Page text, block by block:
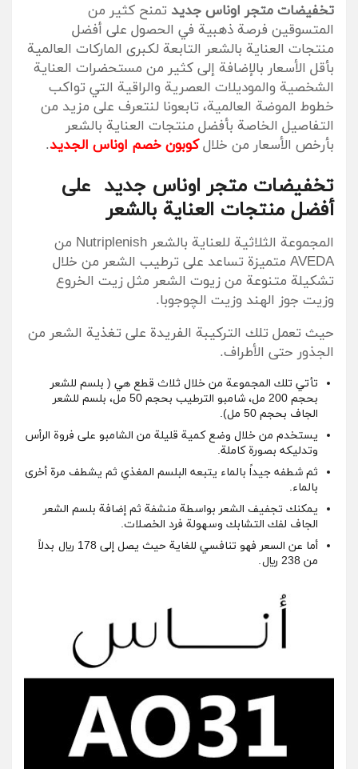
تخفيضات متجر اوناس جديد تمنح كثير من
المتسوقين فرصة ذهبية في الحصول على أفضل
منتجات العناية بالشعر التابعة لكبرى الماركات العالمية
بأقل الأسعار بالإضافة إلى كثير من مستحضرات العناية
الشخصية والموديلات العصرية والراقية التي تواكب
خطوط الموضة العالمية، تابعونا لنتعرف على مزيد من
التفاصيل الخاصة بأفضل منتجات العناية بالشعر
بأرخص الأسعار من خلالكوبون خصم اوناس الجديد.
تخفيضات متجر اوناس جديد على
أفضل منتجات العناية بالشعر
المجموعة الثلاثية للعناية بالشعر Nutriplenish من
AVEDA متميزة تساعد على ترطيب الشعر من خلال
تشكيلة متنوعة من زيوت الشعر مثل زيت الخروع
وزيت جوز الهند وزيت الچوجوبا.
حيث تعمل تلك التركيبة الفريدة على تغذية الشعر من
الجذور حتى الأطراف.
تأتي تلك المجموعة من خلال ثلاث قطع هي ( بلسم للشعر
بحجم 200 مل، شامبو الترطيب بحجم 50 مل، بلسم للشعر
الجاف بحجم 50 مل).
يستخدم من خلال وضع كمية قليلة من الشامبو على فروة الرأس
وتدليكه بصورة كاملة.
ثم شطفه جيداً بالماء يتبعه البلسم المغذي ثم يشطف مرة أخرى
بالماء.
يمكنك تجفيف الشعر بواسطة منشفة ثم إضافة بلسم الشعر
الجاف لفك التشابك وسهولة فرد الخصلات.
أما عن السعر فهو تنافسي للغاية حيث يصل إلى 178 ريال بدلاً
من 238 ريال.